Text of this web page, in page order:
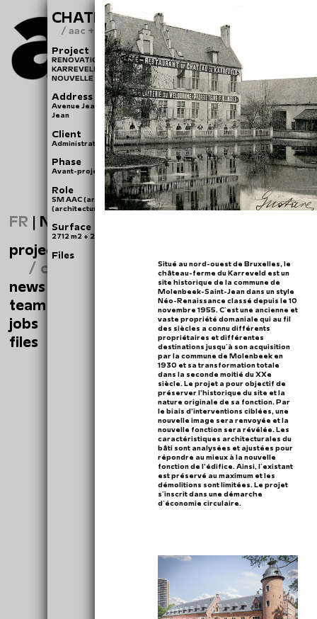
FR | NL
projects
/ chateau du karreveld
news
team
jobs
files
CHATEAU DU KARREVELD
/ aac + heritage
Project
RENOVATION COMPLETE DU CHATEAU-FERME
KARREVELD, CREATION D’UNE BRASSERIE ET D’UNE
NOUVELLE SALLE DE SPECTACLE
Address
Avenue Jean de la Hoese 3 à 1080, Molenbeek-Saint-
Jean
Client
Administration communale de Molenbeek-Saint-Jean
Phase
Avant-projet
Role
SM AAC (architecture et patrimoine) - RESERVOIR A
(architecture et paysage)
Surface
2712 m2 + 27.632 m2 d’espaces extérieures
Files
Situé au nord-ouest de Bruxelles, le
château-ferme du Karreveld est un
site historique de la commune de
Molenbeek-Saint-Jean dans un style
Néo-Renaissance classé depuis le 10
novembre 1955. C'est une ancienne et
vaste propriété domaniale qui au fil
des siècles a connu différents
propriétaires et différentes
destinations jusqu'à son acquisition
par la commune de Molenbeek en
1930 et sa transformation totale
dans la seconde moitié du XXe
siècle. Le projet a pour objectif de
préserver l’historique du site et la
nature originale de sa fonction. Par
le biais d’interventions ciblées, une
nouvelle image sera renvoyée et la
nouvelle fonction sera révélée. Les
caractéristiques architecturales du
bâti sont analysées et ajustées pour
répondre au mieux à la nouvelle
fonction de l’édifice. Ainsi, l'existant
est préservé au maximum et les
démolitions sont limitées. Le projet
s'inscrit dans une démarche
d'économie circulaire.